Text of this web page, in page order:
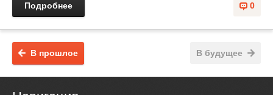
0
Подробнее
В будущее
В прошлое